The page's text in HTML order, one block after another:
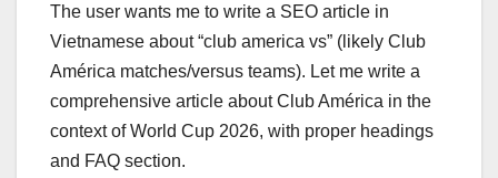
The user wants me to write a SEO article in
Vietnamese about “club america vs” (likely Club
América matches/versus teams). Let me write a
comprehensive article about Club América in the
context of World Cup 2026, with proper headings
and FAQ section.